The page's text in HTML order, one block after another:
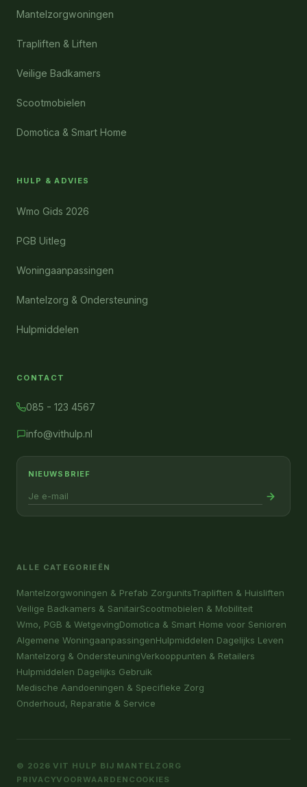
Mantelzorgwoningen
Trapliften & Liften
Veilige Badkamers
Scootmobielen
Domotica & Smart Home
HULP & ADVIES
Wmo Gids 2026
PGB Uitleg
Woningaanpassingen
Mantelzorg & Ondersteuning
Hulpmiddelen
CONTACT
085 - 123 4567
info@vithulp.nl
NIEUWSBRIEF
ALLE CATEGORIEËN
Mantelzorgwoningen & Prefab ZorgunitsTrapliften & Huisliften
Veilige Badkamers & SanitairScootmobielen & Mobiliteit
Wmo, PGB & WetgevingDomotica & Smart Home voor Senioren
Algemene WoningaanpassingenHulpmiddelen Dagelijks Leven
Mantelzorg & OndersteuningVerkooppunten & Retailers
Hulpmiddelen Dagelijks Gebruik
Medische Aandoeningen & Specifieke Zorg
Onderhoud, Reparatie & Service
© 2026 VIT HULP BIJ MANTELZORG
PRIVACYVOORWAARDEN COOKIES